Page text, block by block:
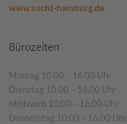
www.sucht-hamburg.de
Bürozeiten
Montag 10.00 – 16.00 Uhr
Dienstag 10.00 – 16.00 Uhr
Mittwoch 10.00 – 16.00 Uhr
Donnerstag 10.00 – 16.00 Uhr